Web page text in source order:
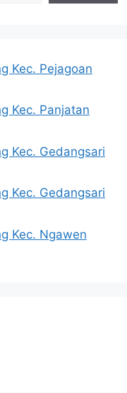
Kec. Pejagoan
Kec. Panjatan
Kec. Gedangsari
Kec. Gedangsari
Kec. Ngawen